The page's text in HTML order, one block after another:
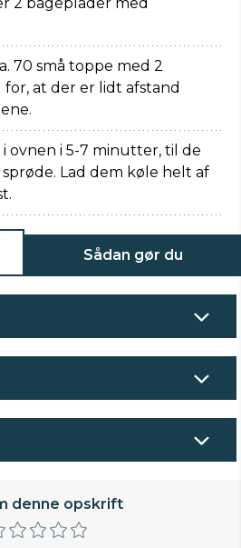
70 små toppe med 2
for, at der er lidt afstand
ovnen i 5-7 minutter, til de
Lad dem køle helt af
Sådan gør du
denne opskrift